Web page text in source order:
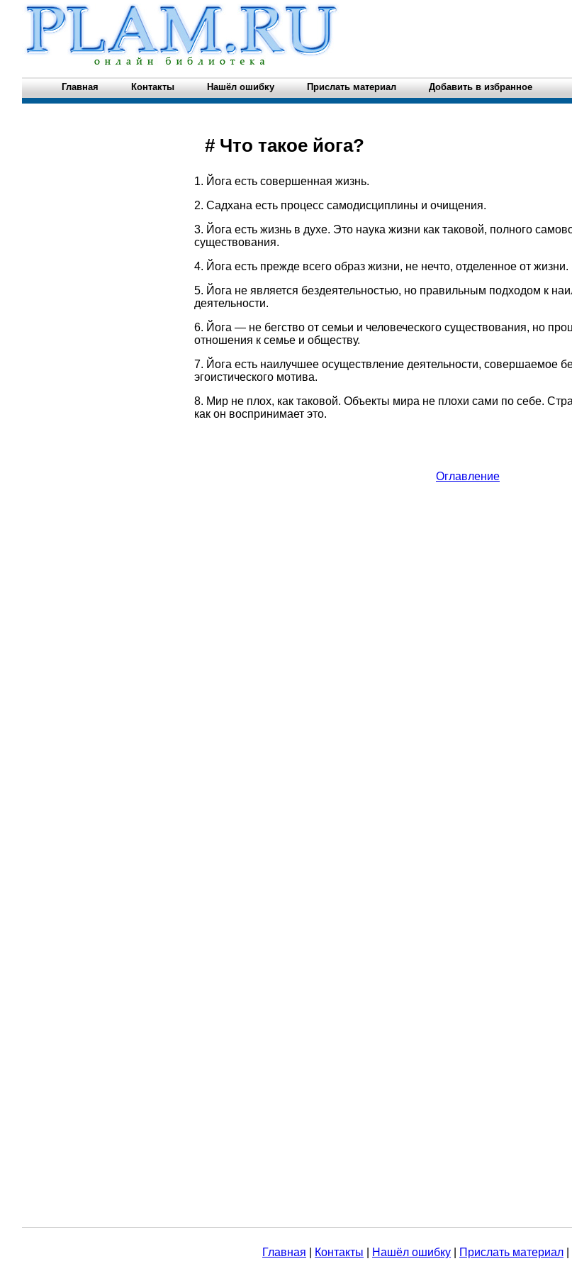
Главная Контакты Нашёл ошибку Прислать материал Добавить в избранное
# Что такое йога?
1. Йога есть совершенная жизнь.
2. Садхана есть процесс самодисциплины и очищения.
3. Йога есть жизнь в духе. Это наука жизни как таковой, полного
существования.
4. Йога есть прежде всего образ жизни, не нечто, отделенное от жизни.
5. Йога не является бездеятельностью, но правильным подходом к
деятельности.
6. Йога — не бегство от семьи и человеческого существования, но
отношения к семье и обществу.
7. Йога есть наилучшее осуществление деятельности, совершаемое
эгоистического мотива.
8. Мир не плох, как таковой. Объекты мира не плохи сами по себе.
как он воспринимает это.
Оглавление
Главная Контакты Нашёл ошибку Прислать материал